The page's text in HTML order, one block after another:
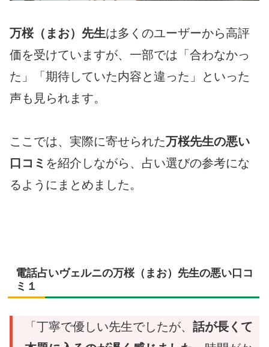
万桜（まお）先生は多くのユーザーから高評
価を受けていますが、一部では「合わなかっ
た」「期待していた内容と違った」といった
声も見られます。
ここでは、実際に寄せられた万桜先生の悪い
口コミ を紹介しながら、占い選びの参考にな
るようにまとめました。
電話占いヴェルニの万桜（まお）先生の悪い口コ
ミ１
「丁寧で優しい先生でしたが、 話が長くて